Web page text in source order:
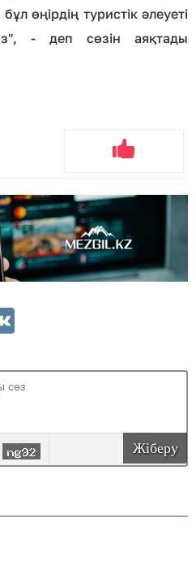
өңірдің туристік әлеуеті
- деп сөзін аяқтады
Жіберу